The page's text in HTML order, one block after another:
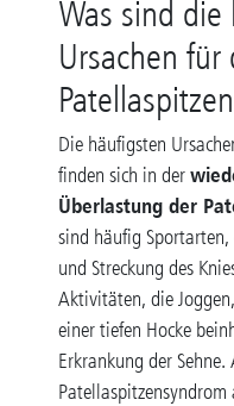
Was sind
Ursachen für
Die häufigsten
finden sich in der
Überlastung der
sind häufig
und Streckung des
Aktivitäten, die
einer tiefen Hocke
Erkrankung der
Patellaspitzensyndrom